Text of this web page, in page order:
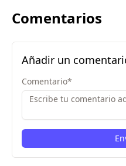
Comentarios
Añadir un
Comentario*